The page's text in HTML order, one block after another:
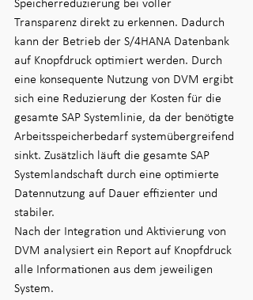
Speicherreduzierung bei voller
Transparenz direkt zu erkennen. Dadurch
kann der Betrieb der S/4HANA Datenbank
auf Knopfdruck optimiert werden. Durch
eine konsequente Nutzung von DVM ergibt
sich eine Reduzierung der Kosten für die
gesamte SAP Systemlinie, da der benötigte
Arbeitsspeicherbedarf systemübergreifend
sinkt. Zusätzlich läuft die gesamte SAP
Systemlandschaft durch eine optimierte
Datennutzung auf Dauer effizienter und
stabiler.
Nach der Integration und Aktivierung von
DVM analysiert ein Report auf Knopfdruck
alle Informationen aus dem jeweiligen
System.